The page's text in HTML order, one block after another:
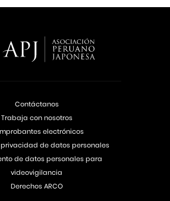
Contáctanos
Trabaja con nosotros
electrónicos
de datos personales
de datos personales para
videovigilancia
Derechos ARCO